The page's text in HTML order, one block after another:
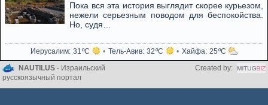
Пока вся эта история выглядит скорее курьезом,
нежели серьезным поводом для беспокойства.
Но, судя…
Иерусалим 31 Тель-Авив 32 Хайфа 25
NAUTILUS - Израильский
русскоязычный портал
Created by: